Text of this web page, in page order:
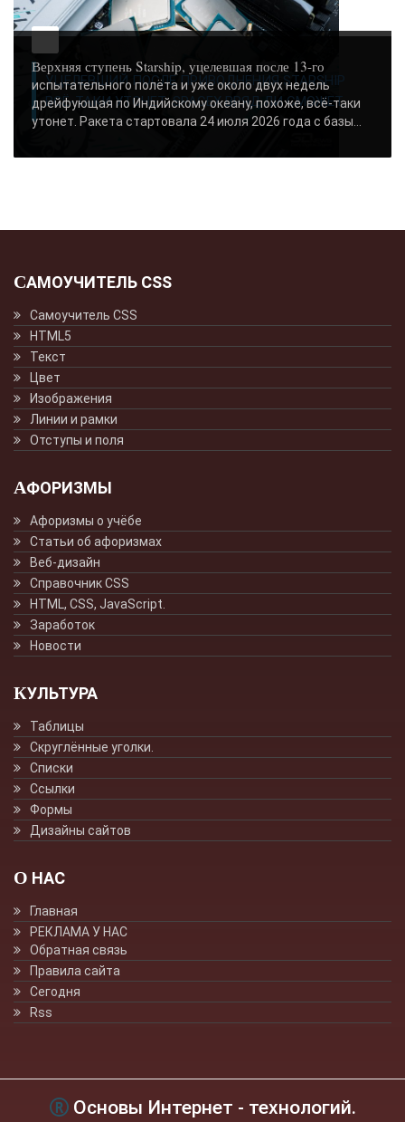
УЦЕЛЕВШИЙ ПОСЛЕ ПРИВОДНЕНИЯ STARSHIP
ВСЁ-ТАКИ УТОНЕТ: SPACEX ВРЯД ЛИ СМОЖЕТ..
Верхняя ступень Starship, уцелевшая после 13-го
испытательного полёта и уже около двух недель
дрейфующая по Индийскому океану, похоже, всё-таки
утонет. Ракета стартовала 24 июля 2026 года с базы...
САМОУЧИТЕЛЬ CSS
Самоучитель CSS
HTML5
Текст
Цвет
Изображения
Линии и рамки
Отступы и поля
АФОРИЗМЫ
Афоризмы о учёбе
Статьи об афоризмах
Веб-дизайн
Справочник CSS
HTML, CSS, JavaScript.
Заработок
Новости
КУЛЬТУРА
Таблицы
Скруглённые уголки.
Списки
Ссылки
Формы
Дизайны сайтов
О НАС
Главная
РЕКЛАМА У НАС
Обратная связь
Правила сайта
Сегодня
Rss
Основы Интернет - технологий.